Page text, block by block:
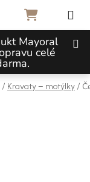
Mayoral
celé
Hledat NÁKUPNÍ
/ Kravaty – motýlky /